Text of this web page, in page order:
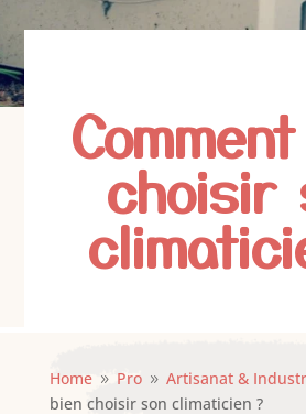
choisir
Home 9 Pro 9 Artisanat &
bien choisir son climaticien ?